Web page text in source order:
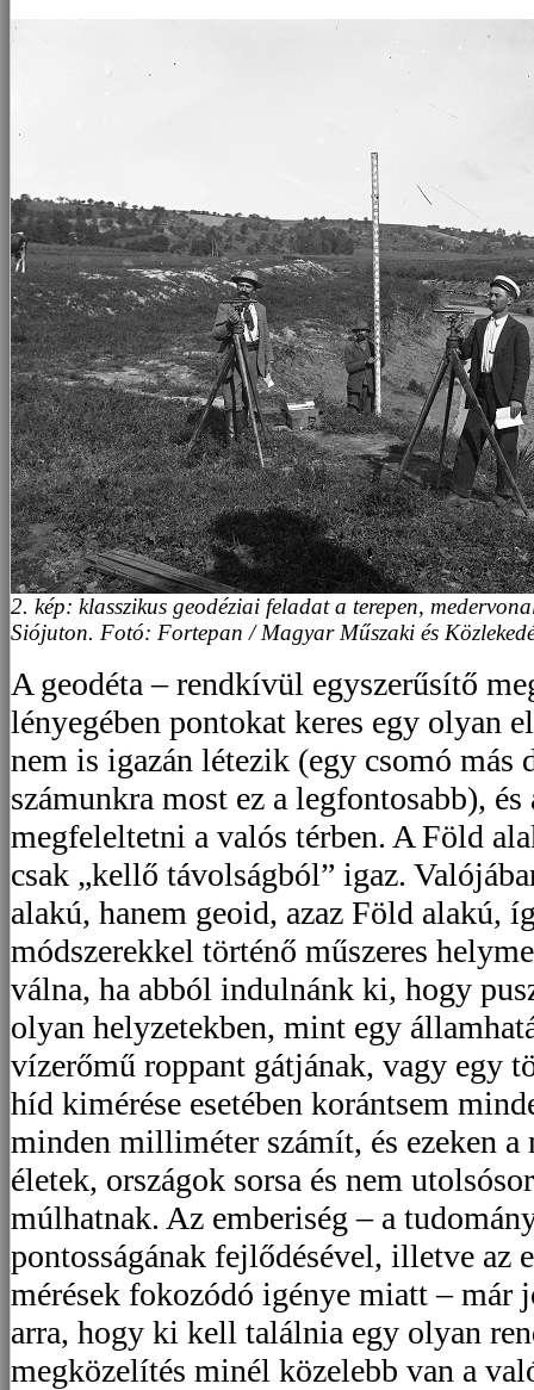
2. kép: klasszikus geodéziai feladat a terepen,
Siójuton. Fotó: Fortepan / Magyar Műszaki és
A geodéta – rendkívül egyszerűsítő
lényegében pontokat keres egy olyan
nem is igazán létezik (egy csomó más
számunkra most ez a legfontosabb),
megfeleltetni a valós térben. A Föld
csak „kellő távolságból” igaz.
alakú, hanem geoid, azaz Föld alakú,
módszerekkel történő műszeres
válna, ha abból indulnánk ki, hogy
olyan helyzetekben, mint egy
vízerőmű roppant gátjának, vagy egy
híd kimérése esetében korántsem
minden milliméter számít, és ezeken
életek, országok sorsa és nem
múlhatnak. Az emberiség – a
pontosságának fejlődésével, illetve az
mérések fokozódó igénye miatt – már
arra, hogy ki kell találnia egy olyan
megközelítés minél közelebb van a